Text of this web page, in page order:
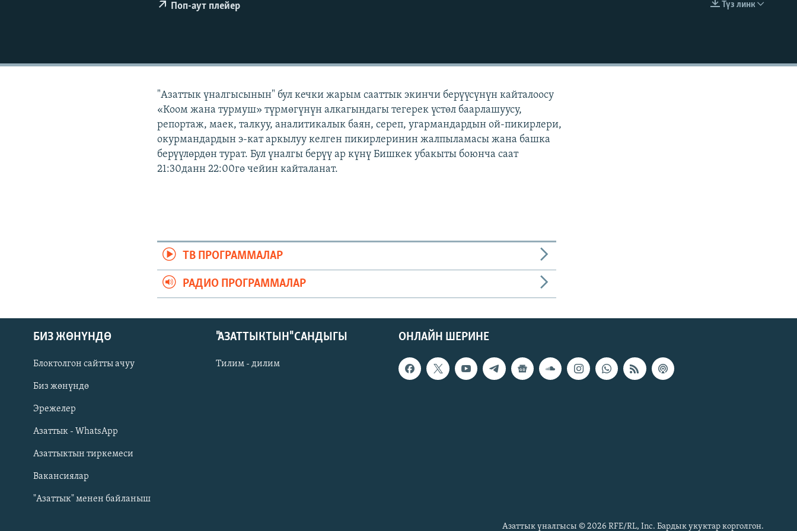
Русский
ОНЛАЙН ШЕРИНЕ
EMBED
Түз линк
Поп-аут плейер
"Азаттык үналгысынын" бул кечки жарым сааттык экинчи берүүсүнүн кайталоосу
«Коом жана турмуш» түрмөгүнүн алкагындагы тегерек үстөл баарлашуусу,
репортаж, маек, талкуу, аналитикалык баян, сереп, угармандардын ой-пикирлери,
окурмандардын э-кат аркылуу келген пикирлеринин жалпыламасы жана башка
берүүлөрдөн турат. Бул үналгы берүү ар күнү Бишкек убакыты боюнча саат
21:30данн 22:00гө чейин кайталанат.
ТВ ПРОГРАММАЛАР
РАДИО ПРОГРАММАЛАР
ОНЛАЙН ШЕРИНЕ
БИЗ ЖӨНҮНДӨ
Блоктолгон сайтты ачуу
Биз жөнүндө
Эрежелер
Азаттык - WhatsApp
Азаттыктын тиркемеси
Вакансиялар
"Азаттык" менен байланыш
"АЗАТТЫКТЫН" САНДЫГЫ
Тилим - дилим
Азаттык үналгысы © 2026 RFE/RL, Inc. Бардык укуктар корголгон.